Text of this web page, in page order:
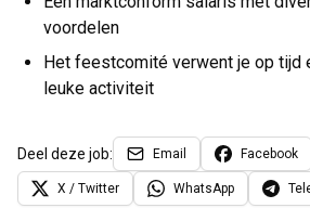
voordelen
Het feestcomité verwent je op tijd
leuke activiteit
Deel deze job: Email Facebook
X / Twitter WhatsApp